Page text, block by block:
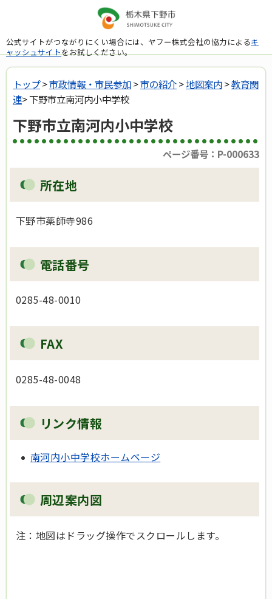
公式サイトがつながりにくい場合には、ヤフー株式会社の協力によるキ
ャッシュサイトをお試しください。
トップ>市政情報・市民参加>市の紹介>地図案内>教育関
連> 下野市立南河内小中学校
下野市立南河内小中学校
ページ番号：P-000633
所在地
下野市薬師寺986
電話番号
0285-48-0010
FAX
0285-48-0048
リンク情報
南河内小中学校ホームページ
周辺案内図
注：地図はドラッグ操作でスクロールします。